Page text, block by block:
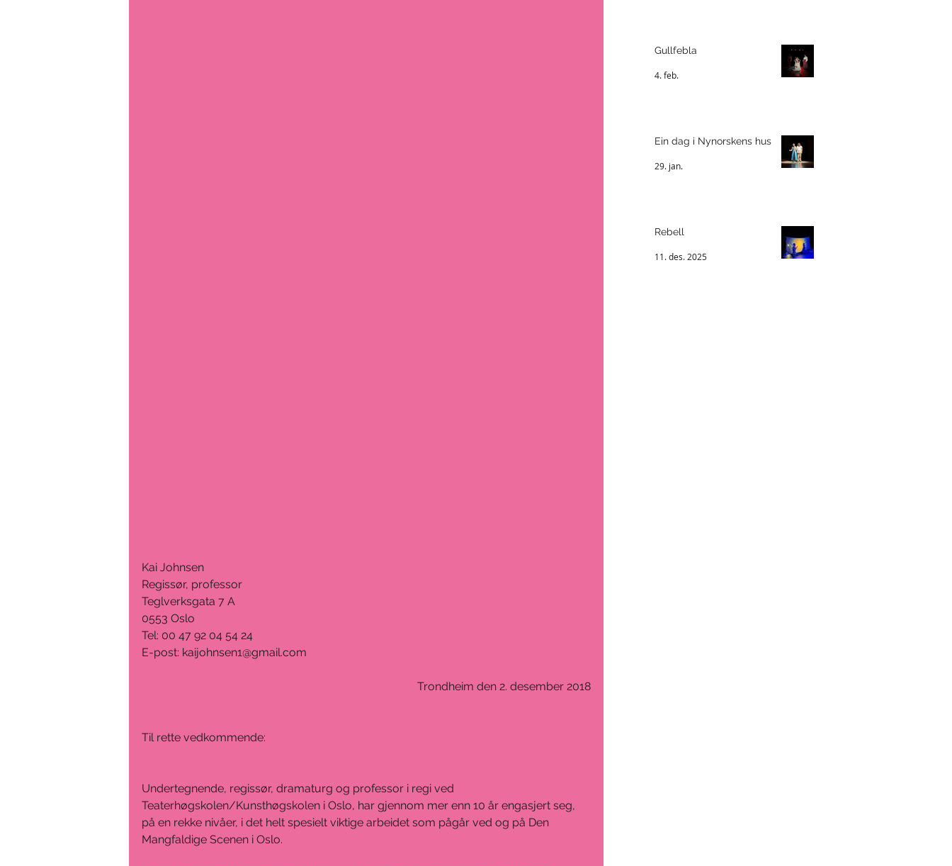
Kai Johnsen
Regissør, professor
Teglverksgata 7 A
0553 Oslo
Tel: 00 47 92 04 54 24
E-post: kaijohnsen1@gmail.com
                      Trondheim den 2. desember 2018
Til rette vedkommende:
Undertegnende, regissør, dramaturg og professor i regi ved
Teaterhøgskolen/Kunsthøgskolen i Oslo, har gjennom mer enn 10 år engasjert seg,
på en rekke nivåer, i det helt spesielt viktige arbeidet som pågår ved og på Den
Mangfaldige Scenen i Oslo.
Gullfebla
4. feb.
Ein dag i Nynorskens hus
29. jan.
Rebell
11. des. 2025